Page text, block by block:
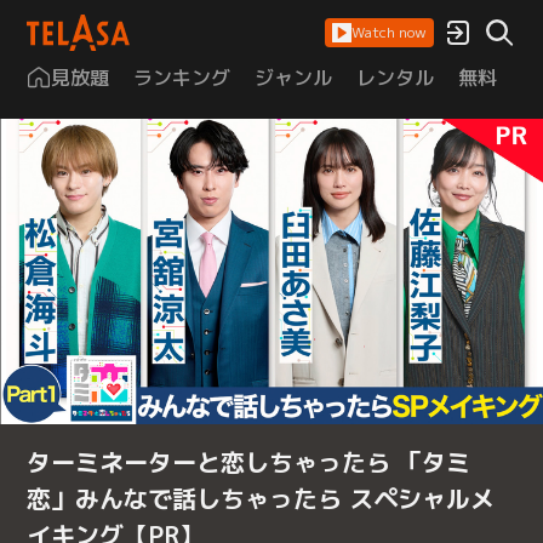
Watch now
見放題 ランキング ジャンル レンタル 無料
ターミネーターと恋しちゃったら 「タミ
恋」みんなで話しちゃったら スペシャルメ
イキング【PR】